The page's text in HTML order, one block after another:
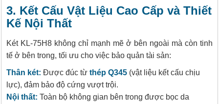
3. Kết Cấu Vật Liệu Cao Cấp và Thiết
Kế Nội Thất
Két KL-75H8 không chỉ mạnh mẽ ở bên ngoài mà còn tinh
tế ở bên trong, tối ưu cho việc bảo quản tài sản:
Thân két: Được đúc từ thép Q345 (vật liệu kết cấu chịu
lực), đảm bảo độ cứng vượt trội.
Nội thất: Toàn bộ không gian bên trong được bọc da